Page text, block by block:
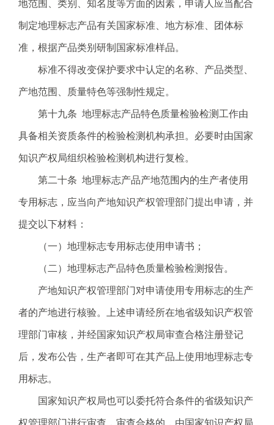
地范围、类别、知名度等方面的因素，申请人应当配合
制定地理标志产品有关国家标准、地方标准、团体标
准，根据产品类别研制国家标准样品。
标准不得改变保护要求中认定的名称、产品类型、
产地范围、质量特色等强制性规定。
第十九条 地理标志产品特色质量检验检测工作由
具备相关资质条件的检验检测机构承担。必要时由国家
知识产权局组织检验检测机构进行复检。
第二十条 地理标志产品产地范围内的生产者使用
专用标志，应当向产地知识产权管理部门提出申请，并
提交以下材料：
（一）地理标志专用标志使用申请书；
（二）地理标志产品特色质量检验检测报告。
产地知识产权管理部门对申请使用专用标志的生产
者的产地进行核验。上述申请经所在地省级知识产权管
理部门审核，并经国家知识产权局审查合格注册登记
后，发布公告，生产者即可在其产品上使用地理标志专
用标志。
国家知识产权局也可以委托符合条件的省级知识产
权管理部门进行审查，审查合格的，由国家知识产权局